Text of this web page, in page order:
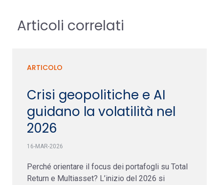
Articoli correlati
ARTICOLO
Crisi geopolitiche e AI
guidano la volatilità nel
2026
16-MAR-2026
Perché orientare il focus dei portafogli su Total
Return e Multiasset? L’inizio del 2026 si